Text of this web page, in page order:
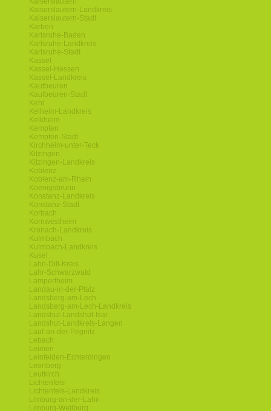
Kaiserslautern-Landkreis
Kaiserslautern-Stadt
Karben
Karlsruhe-Baden
Karlsruhe-Landkreis
Karlsruhe-Stadt
Kassel
Kassel-Hessen
Kassel-Landkreis
Kaufbeuren
Kaufbeuren-Stadt
Kehl
Kelheim-Landkreis
Kelkheim
Kempten
Kempten-Stadt
Kirchheim-unter-Teck
Kitzingen
Kitzingen-Landkreis
Koblenz
Koblenz-am-Rhein
Koenigsbrunn
Konstanz-Landkreis
Konstanz-Stadt
Korbach
Kornwestheim
Kronach-Landkreis
Kulmbach
Kulmbach-Landkreis
Kusel
Lahn-Dill-Kreis
Lahr-Schwarzwald
Lampertheim
Landau-in-der-Pfalz
Landsberg-am-Lech
Landsberg-am-Lech-Landkreis
Landshut-Landshut-Isar
Landshut-Landkreis-Langen
Lauf-an-der-Pegnitz
Lebach
Leimen
Leinfelden-Echterdingen
Leonberg
Leutkirch
Lichtenfels
Lichtenfels-Landkreis
Limburg-an-der-Lahn
Limburg-Weilburg